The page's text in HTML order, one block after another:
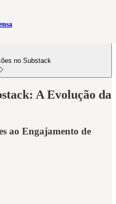
no Substack
A Evolução da
ao Engajamento de